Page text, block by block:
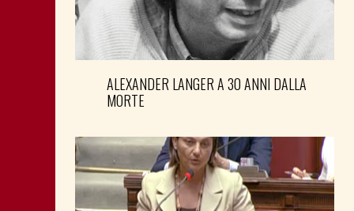
ALEXANDER LANGER A 30 ANNI DALLA
MORTE